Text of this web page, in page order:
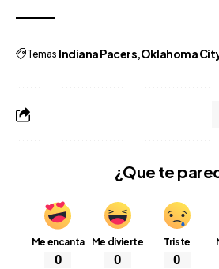
Temas Indiana Pacers Oklahoma
¿Que te
Me encanta
0
Me divierte
0
Triste
0